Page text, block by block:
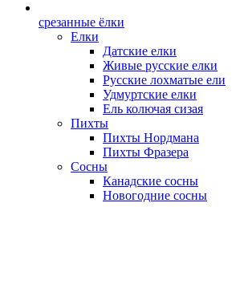
срезанные ёлки
Елки
Датские елки
Живые русские елки
Русские лохматые ели
Удмуртские елки
Ель колючая сизая
Пихты
Пихты Нордмана
Пихты Фразера
Сосны
Канадские сосны
Новогодние сосны